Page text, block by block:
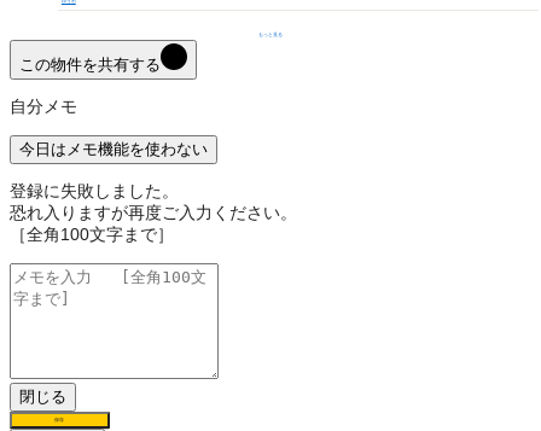
もっと見る
この物件を共有する
自分メモ
今日はメモ機能を使わない
登録に失敗しました。
恐れ入りますが再度ご入力ください。
［全角100文字まで］
閉じる
保存